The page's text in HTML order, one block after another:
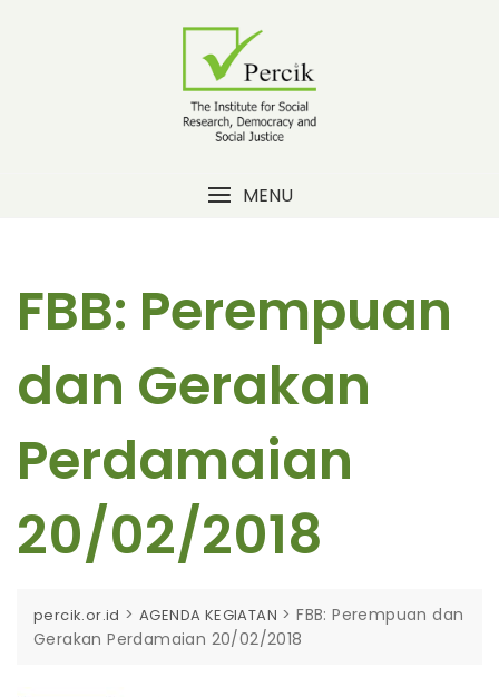
MENU
FBB: Perempuan
dan Gerakan
Perdamaian
20/02/2018
percik.or.id >AGENDA KEGIATAN >FBB: Perempuan dan
Gerakan Perdamaian 20/02/2018